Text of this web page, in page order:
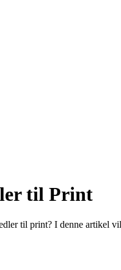
til Print
til print? I denne artikel